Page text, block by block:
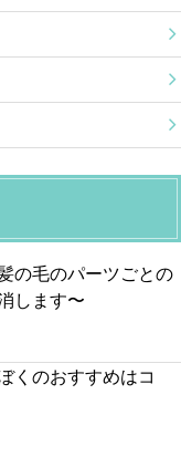
の毛のパーツごとの
します〜
くのおすすめはコ